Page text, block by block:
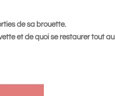
de sa brouette.
et de quoi se restaurer tout au